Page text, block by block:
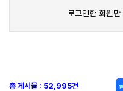
로그인한 회원
총 게시물 : 52,995건